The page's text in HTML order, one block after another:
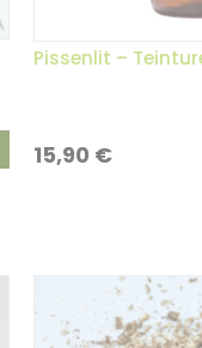
Pissenlit –
15,90 €